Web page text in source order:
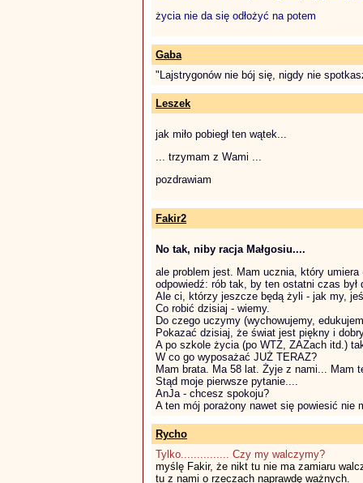
życia nie da się odłożyć na potem
Gaba
"Lajstrygonów nie bój się, nigdy nie
Leszek
jak miło pobiegł ten wątek...
... trzymam z Wami ...
pozdrawiam
Fakir2
No tak, niby racja Małgosiu....
ale problem jest. Mam ucznia, który
odpowiedź: rób tak, by ten ostatni czas
Ale ci, którzy jeszcze będą żyli - jak my,
Co robić dzisiaj - wiemy.
Do czego uczymy (wychowujemy,
Pokazać dzisiaj, że świat jest piękny i
A po szkole życia (po WTZ, ZAZach itd.)
W co go wyposażać JUŻ TERAZ?
Mam brata. Ma 58 lat. Żyje z nami... Mam
Stąd moje pierwsze pytanie....
AnJa - chcesz spokoju?
A ten mój porażony nawet się powiesić nie
Rycho
Tylko............... Czy my walczymy?
myślę Fakir, że nikt tu nie ma zamiaru
tu z nami o rzeczach naprawdę ważnych.